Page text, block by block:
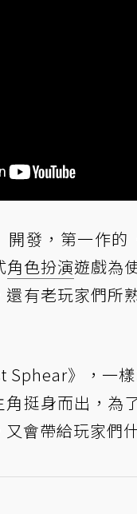
開發，第一作
角色扮演遊戲為
有老玩家們所
Sphear》，一
挺身而出，為
會帶給玩家們